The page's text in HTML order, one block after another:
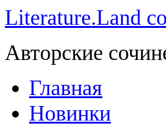
Literature.Land
Авторские
Главная
Новинки